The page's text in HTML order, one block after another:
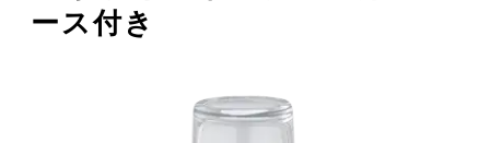
ース付き